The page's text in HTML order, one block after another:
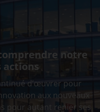
notre
actions
d’œuvrer pour
aux nouveaux
pour autant renier ses